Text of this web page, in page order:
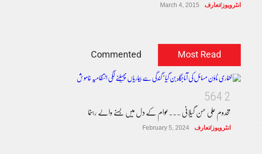
انٹرویوز/تعارف March 4, 2015
Most Read
Commented
2
4
6
5
مخدوم علی حسن گیلانی ۔۔۔عوام کے دل میں بسنے والے رہنما
انٹرویوز/تعارف February 5, 2024